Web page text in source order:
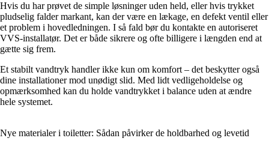
Hvis du har prøvet de simple løsninger uden held, eller hvis trykket
pludselig falder markant, kan der være en lækage, en defekt ventil eller
et problem i hovedledningen. I så fald bør du kontakte en autoriseret
VVS-installatør. Det er både sikrere og ofte billigere i længden end at
gætte sig frem.
Et stabilt vandtryk handler ikke kun om komfort – det beskytter også
dine installationer mod unødigt slid. Med lidt vedligeholdelse og
opmærksomhed kan du holde vandtrykket i balance uden at ændre
hele systemet.
Nye materialer i toiletter: Sådan påvirker de holdbarhed og levetid